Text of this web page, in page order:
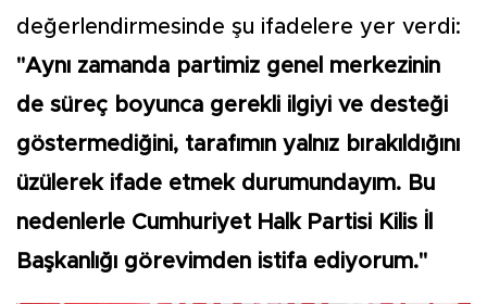
değerlendirmesinde şu ifadelere yer verdi:
"Aynı zamanda partimiz genel merkezinin
de süreç boyunca gerekli ilgiyi ve desteği
göstermediğini, tarafımın yalnız bırakıldığını
üzülerek ifade etmek durumundayım. Bu
nedenlerle Cumhuriyet Halk Partisi Kilis İl
Başkanlığı görevimden istifa ediyorum."